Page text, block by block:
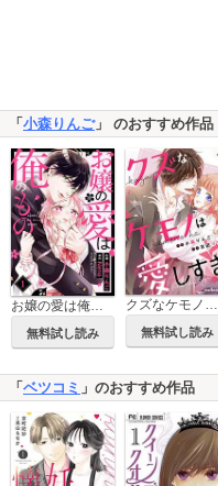
「小森りんご」 のおすすめ作品
無料試し読み
クズなケモノは愛しすぎ
無料試し読み
「 ベツコミ 」のおすすめ作品